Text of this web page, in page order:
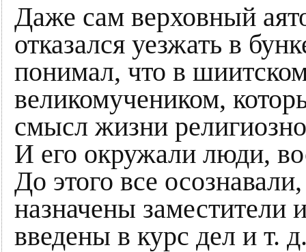
Даже сам верховный
отказался уезжать в
понимал, что в
великомучеником,
смысл жизни
И его окружали люди,
До этого все
назначены заместители
введены в курс дел и т.